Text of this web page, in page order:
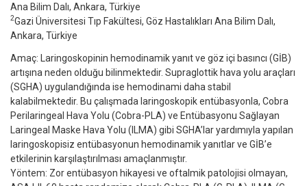
Ana Bilim Dalı, Ankara, Türkiye
2Gazi Üniversitesi Tıp Fakültesi, Göz Hastalıkları Ana Bilim Dalı,
Ankara, Türkiye
Amaç: Laringoskopinin hemodinamik yanıt ve göz içi basıncı (GİB)
artışına neden olduğu bilinmektedir. Supraglottik hava yolu araçları
(SGHA) uygulandığında ise hemodinami daha stabil
kalabilmektedir. Bu çalışmada laringoskopik entübasyonla, Cobra
Perilaringeal Hava Yolu (Cobra-PLA) ve Entübasyonu Sağlayan
Laringeal Maske Hava Yolu (ILMA) gibi SGHA’lar yardımıyla yapılan
laringoskopisiz entübasyonun hemodinamik yanıtlar ve GİB’e
etkilerinin karşılaştırılması amaçlanmıştır.
Yöntem: Zor entübasyon hikayesi ve oftalmik patolojisi olmayan,